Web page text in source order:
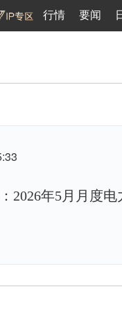
行情 要闻
2026年5月月度